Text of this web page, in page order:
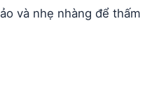
và nhẹ nhàng để thấm